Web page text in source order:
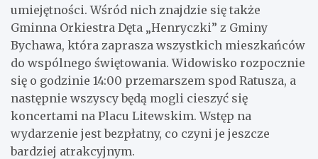
umiejętności. Wśród nich znajdzie się także
Gminna Orkiestra Dęta „Henryczki” z Gminy
Bychawa, która zaprasza wszystkich mieszkańców
do wspólnego świętowania. Widowisko rozpocznie
się o godzinie 14:00 przemarszem spod Ratusza, a
następnie wszyscy będą mogli cieszyć się
koncertami na Placu Litewskim. Wstęp na
wydarzenie jest bezpłatny, co czyni je jeszcze
bardziej atrakcyjnym.